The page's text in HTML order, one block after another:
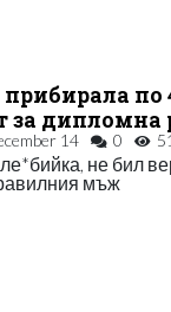
по
за дипломна
14 0
не бил
мъж